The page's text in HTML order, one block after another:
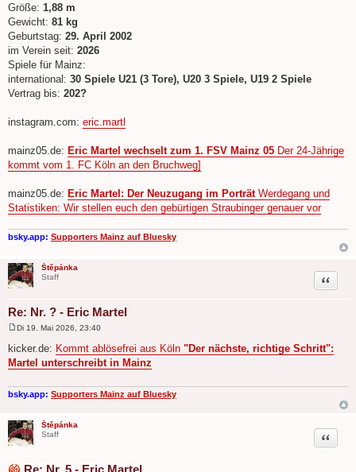
Größe: 1,88 m
Gewicht: 81 kg
Geburtstag: 29. April 2002
im Verein seit: 2026
Spiele für Mainz:
international: 30 Spiele U21 (3 Tore), U20 3 Spiele, U19 2 Spiele
Vertrag bis: 202?
instagram.com: eric.martl
mainz05.de: Eric Martel wechselt zum 1. FSV Mainz 05 Der 24-Jährige
kommt vom 1. FC Köln an den Bruchweg]
mainz05.de: Eric Martel: Der Neuzugang im PorträtWerdegang und
Statistiken: Wir stellen euch den gebürtigen Straubinger genauer vor
bsky.app: Supporters Mainz auf Bluesky
Štěpánka
Staff
Re: Nr. ? - Eric Martel
Zitat
i
t
g
Di 19. Mai 2026, 23:40
kicker.de: Kommt ablösefrei aus Köln "Der nächste, richtige Schritt":
Martel unterschreibt in Mainz
bsky.app: Supporters Mainz auf Bluesky
Štěpánka
Staff
Zitat